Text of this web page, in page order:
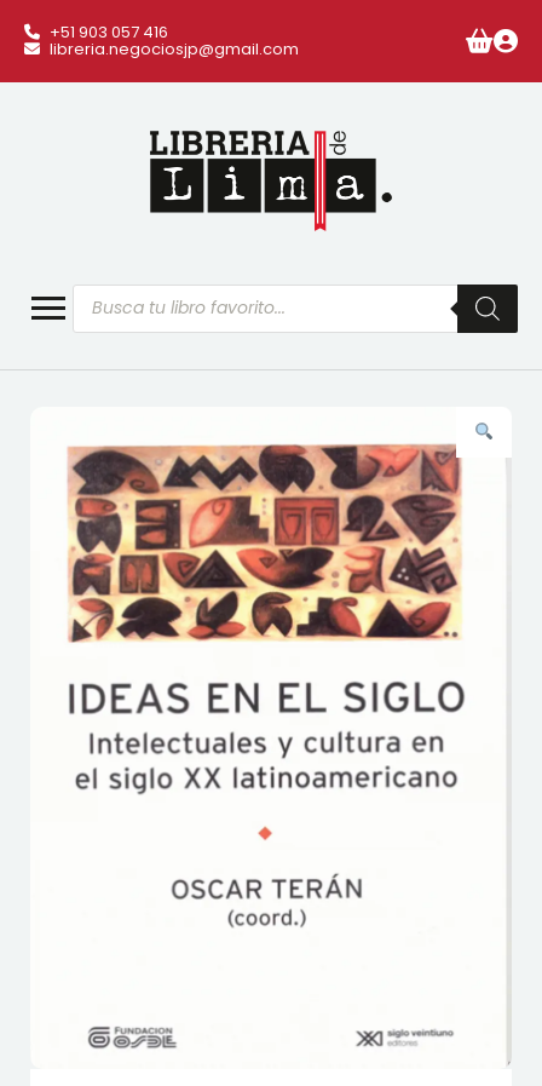
+51 903 057 416
libreria.negociosjp@gmail.com
Búsqueda
de
productos